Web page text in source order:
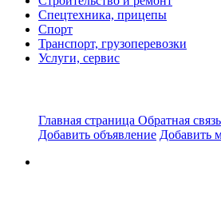
Спецтехника, прицепы
Спорт
Транспорт, грузоперевозки
Услуги, сервис
Главная страница Обратная связь
Добавить объявление Добавить